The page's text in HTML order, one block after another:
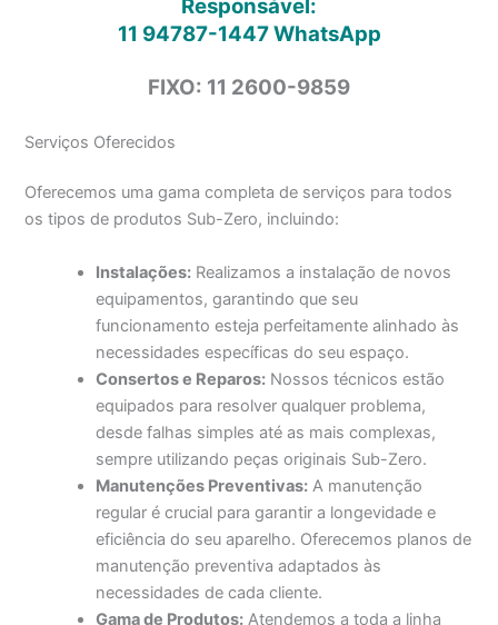
Responsável:
11 94787-1447WhatsApp
FIXO: 11 2600-9859
Serviços Oferecidos
Oferecemos uma gama completa de serviços para todos
os tipos de produtos Sub-Zero, incluindo:
Instalações: Realizamos a instalação de novos
equipamentos, garantindo que seu
funcionamento esteja perfeitamente alinhado às
necessidades específicas do seu espaço.
Consertos e Reparos: Nossos técnicos estão
equipados para resolver qualquer problema,
desde falhas simples até as mais complexas,
sempre utilizando peças originais Sub-Zero.
Manutenções Preventivas: A manutenção
regular é crucial para garantir a longevidade e
eficiência do seu aparelho. Oferecemos planos de
manutenção preventiva adaptados às
necessidades de cada cliente.
Gama de Produtos: Atendemos a toda a linha